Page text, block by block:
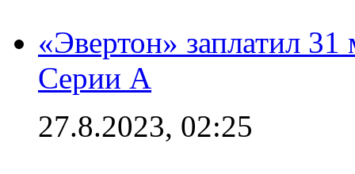
«Эвертон» заплатил
Серии А
27.8.2023, 02:25